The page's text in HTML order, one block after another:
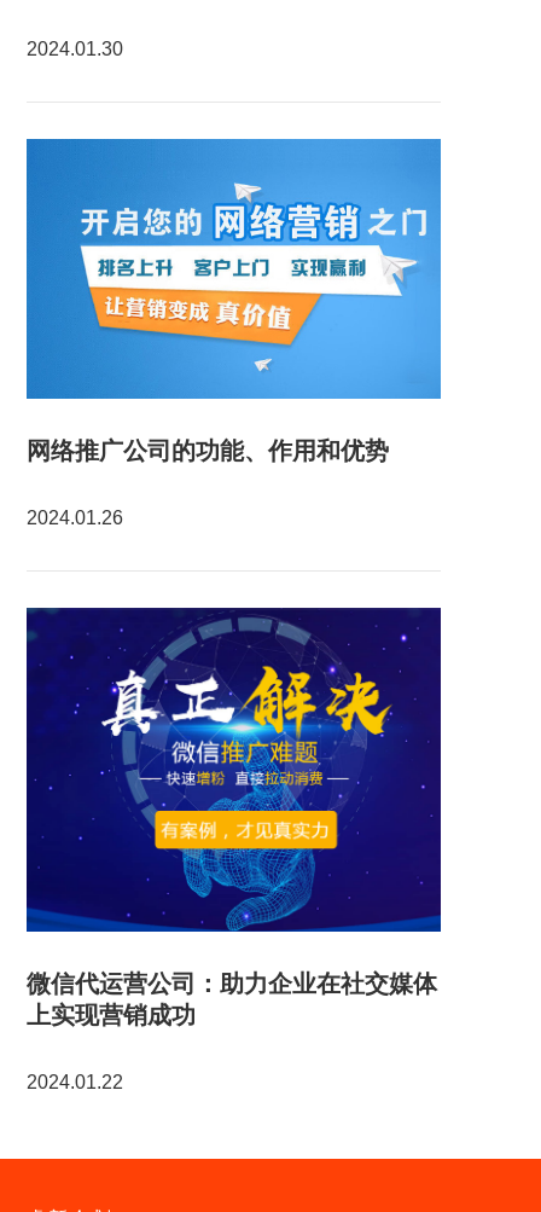
2024.01.30
网络推广公司的功能、作用和优势
2024.01.26
微信代运营公司：助力企业在社交媒体
上实现营销成功
2024.01.22